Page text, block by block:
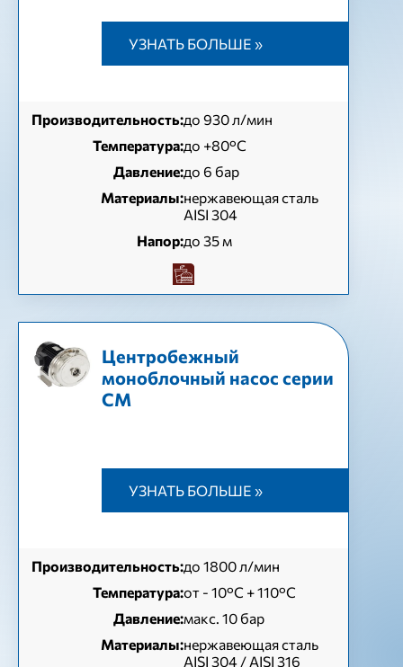
УЗНАТЬ БОЛЬШЕ »
Производительность:до 930 л/мин
Температура:до +80°C
Давление:до 6 бар
Материалы:нержавеющая сталь
AISI 304
Напор:до 35 м
Центробежный
моноблочный насос серии
СМ
УЗНАТЬ БОЛЬШЕ »
Производительность:до 1800 л/мин
Температура:от - 10°C + 110°C
Давление:макс. 10 бар
Материалы:нержавеющая сталь
AISI 304 / AISI 316